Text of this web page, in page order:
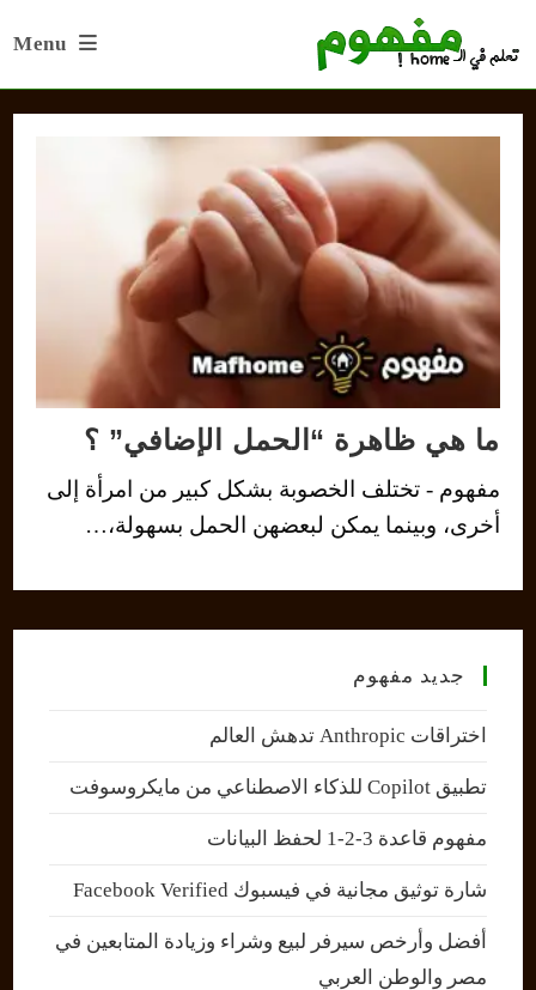
Menu
ما هي ظاهرة “الحمل الإضافي” ؟
مفهوم - تختلف الخصوبة بشكل كبير من امرأة إلى
أخرى، وبينما يمكن لبعضهن الحمل بسهولة،…
جديد مفهوم
اختراقات Anthropic تدهش العالم
تطبيق Copilot للذكاء الاصطناعي من مايكروسوفت
مفهوم قاعدة 3-2-1 لحفظ البيانات
شارة توثيق مجانية في فيسبوك Facebook Verified
أفضل وأرخص سيرفر لبيع وشراء وزيادة المتابعين في
مصر والوطن العربي